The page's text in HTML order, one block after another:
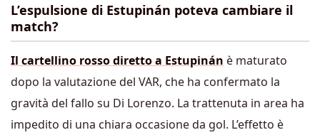
L’espulsione di Estupinán poteva cambiare il
match?
Il cartellino rosso diretto a Estupinán è maturato
dopo la valutazione del VAR, che ha confermato la
gravità del fallo su Di Lorenzo. La trattenuta in area ha
impedito di una chiara occasione da gol. L’effetto è